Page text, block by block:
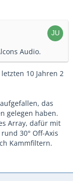
Audio.
10 Jahren 2
das
gelegen haben.
Array, dafür mit
30° Off-Axis
Kammfiltern.